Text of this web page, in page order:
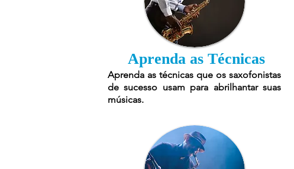
Aprenda as Técnicas
Aprenda as técnicas que os saxofonistas
de sucesso usam para abrilhantar suas
músicas.